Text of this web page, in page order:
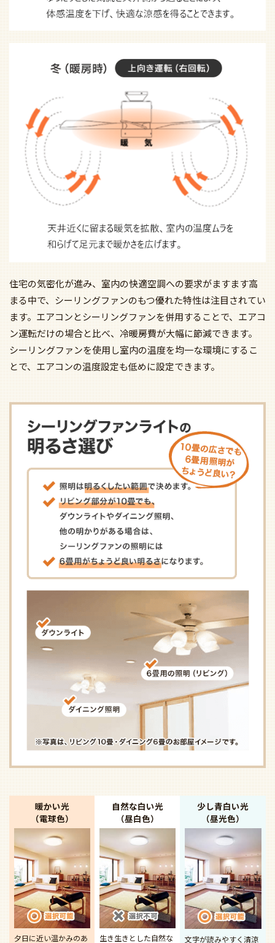
住宅の気密化が進み、室内の快適空調への要求がますます高
まる中で、シーリングファンのもつ優れた特性は注目されてい
ます。エアコンとシーリングファンを併用することで、エアコ
ン運転だけの場合と比べ、冷暖房費が大幅に節減できます。
シーリングファンを使用し室内の温度を均一な環境にするこ
とで、エアコンの温度設定も低めに設定できます。
暖かい光
（電球色）
夕日に近い温かみのあ
自然な白い光
（昼白色）
生き生きとした自然な
少し青白い光
（昼光色）
文字が読みやすく清涼